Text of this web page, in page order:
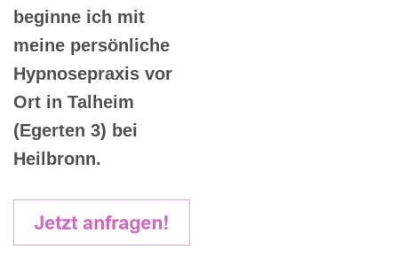
beginne ich mit
meine persönliche
Hypnosepraxis vor
Ort in Talheim
(Egerten 3) bei
Heilbronn.